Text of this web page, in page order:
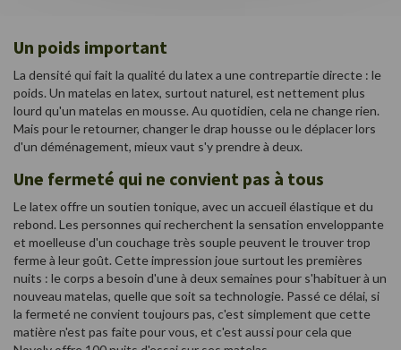
Un poids important
La densité qui fait la qualité du latex a une contrepartie directe : le
poids. Un matelas en latex, surtout naturel, est nettement plus
lourd qu'un matelas en mousse. Au quotidien, cela ne change rien.
Mais pour le retourner, changer le drap housse ou le déplacer lors
d'un déménagement, mieux vaut s'y prendre à deux.
Une fermeté qui ne convient pas à tous
Le latex offre un soutien tonique, avec un accueil élastique et du
rebond. Les personnes qui recherchent la sensation enveloppante
et moelleuse d'un couchage très souple peuvent le trouver trop
ferme à leur goût. Cette impression joue surtout les premières
nuits : le corps a besoin d'une à deux semaines pour s'habituer à un
nouveau matelas, quelle que soit sa technologie. Passé ce délai, si
la fermeté ne convient toujours pas, c'est simplement que cette
matière n'est pas faite pour vous, et c'est aussi pour cela que